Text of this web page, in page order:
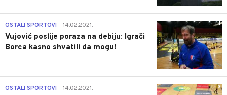
1
OSTALI SPORTOVI 14.02.2021.
Vujović poslije poraza na debiju: Igrači
Borca kasno shvatili da mogu!
3
OSTALI SPORTOVI 14.02.2021.